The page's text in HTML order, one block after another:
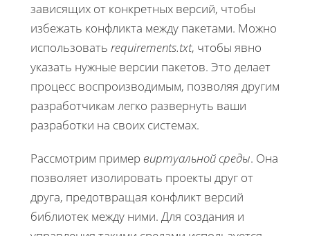
зависящих от конкретных версий, чтобы
избежать конфликта между пакетами. Можно
использовать requirements.txt, чтобы явно
указать нужные версии пакетов. Это делает
процесс воспроизводимым, позволяя другим
разработчикам легко развернуть ваши
разработки на своих системах.
Рассмотрим пример виртуальной среды. Она
позволяет изолировать проекты друг от
друга, предотвращая конфликт версий
библиотек между ними. Для создания и